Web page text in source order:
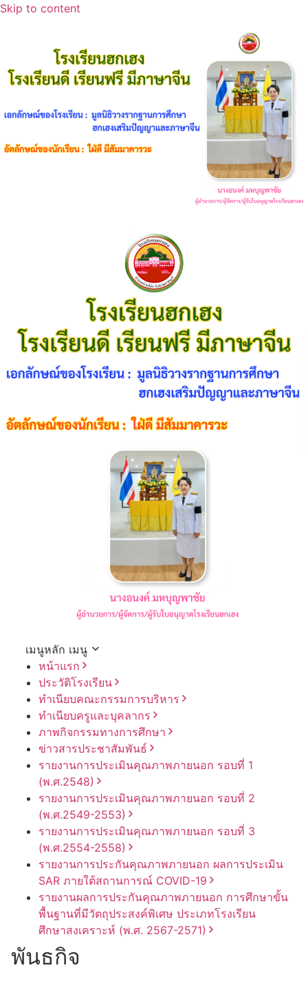
Skip to content
เมนูหลัก เมนู
หน้าแรก
ประวัติโรงเรียน
ทำเนียบคณะกรรมการบริหาร
ทำเนียบครูและบุคลากร
ภาพกิจกรรมทางการศึกษา
ข่าวสารประชาสัมพันธ์
รายงานการประเมินคุณภาพภายนอก รอบ⁠ที่ 1
(พ.ศ.2548)
รายงานการประเมินคุณภาพภายนอก รอบ⁠ที่ 2
(พ.ศ.2549-2553)
รายงานการประเมินคุณภาพภายนอก รอบ⁠ที่ 3
(พ.ศ.2554-2558)
รายงานการประกันคุณภาพภายนอก ผลการประเมิน
SAR ภายใต้สถานการณ์ COVID-19
รายงานผลการประกันคุณภาพภายนอก การศึกษาขั้น
พื้นฐานที่มีวัตถุประสงค์พิเศษ ประเภทโรงเรียน
ศึกษาสงเคราะห์ (พ.ศ. 2567-2571)
พันธกิจ